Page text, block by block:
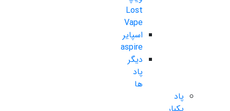
Lost
Vape
اسپایر
aspire
دیگر
پاد
ها
پاد